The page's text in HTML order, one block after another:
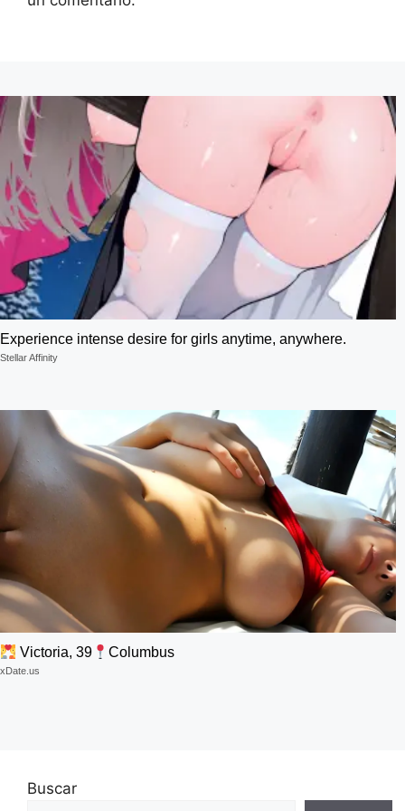
Experience intense desire for girls anytime, anywhere.
Stellar Affinity
Victoria, 39 Columbus
xDate.us
Buscar